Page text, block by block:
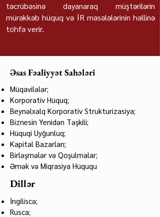
təcrübəsinə dayanaraq müştərilərin
mürəkkəb hüquq və İR məsələlərinin həllinə
töhfə verir.
Əsas Fəaliyyət Sahələri
Müqavilələr;
Korporativ Hüquq;
Beynəlxalq Korporativ Strukturizasiya;
Biznesin Yenidən Təşkili;
Hüquqi Uyğunluq;
Kapital Bazarları;
Birləşmələr və Qoşulmalar;
Əmək və Miqrasiya Hüququ
Dillər
İngiliscə;
Rusca;